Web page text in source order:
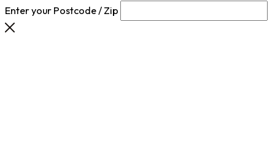
Enter your Postcode / Zip